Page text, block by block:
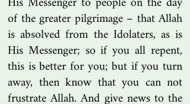
of the greater pilgrimage – that Allah
is absolved from the Idolaters, as is
His Messenger; so if you all repent,
this is better for you; but if you turn
away, then know that you can not
frustrate Allah. And give news to the